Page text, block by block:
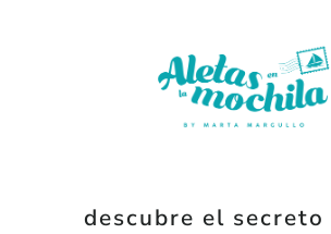
descubre el secreto